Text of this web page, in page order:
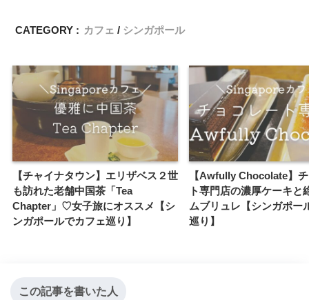
CATEGORY : カフェ シンガポール
【チャイナタウン】エリザベス２世
も訪れた老舗中国茶「Tea
Chapter」♡女子旅にオススメ【シ
ンガポールでカフェ巡り】
【Awfully Chocolate】
ト専門店の濃厚ケーキと
ムブリュレ【シンガポー
巡り】
この記事を書いた人